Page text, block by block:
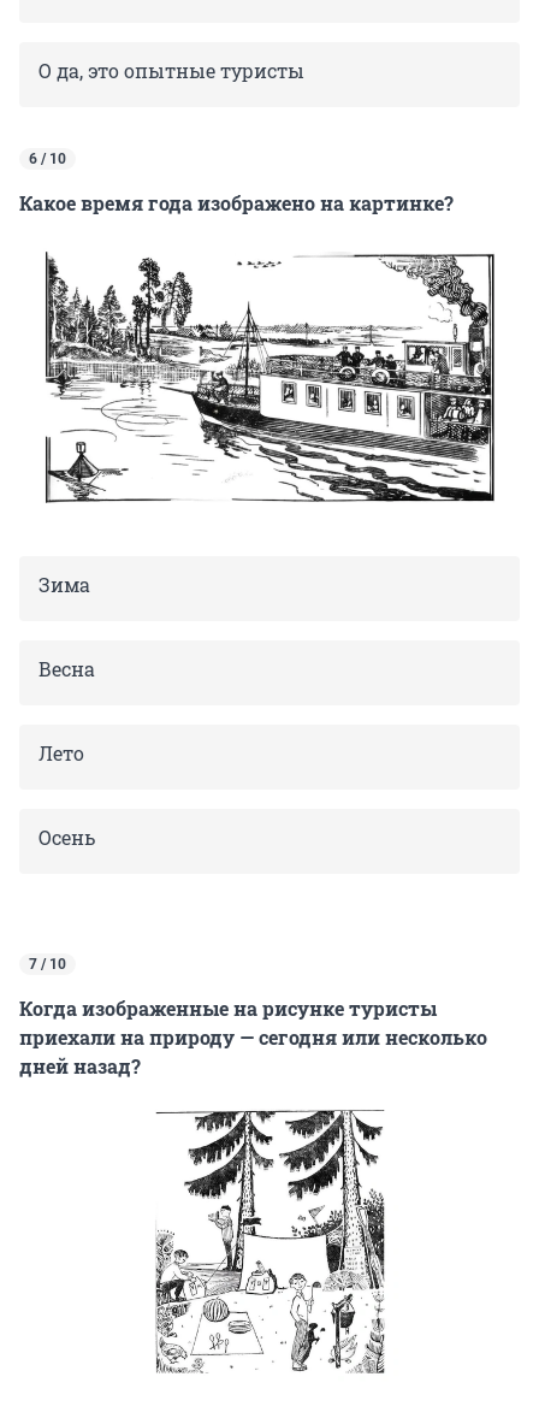
О да, это опытные туристы
6 / 10
Какое время года изображено на картинке?
Зима
Весна
Лето
Осень
7 / 10
Когда изображенные на рисунке туристы
приехали на природу — сегодня или несколько
дней назад?